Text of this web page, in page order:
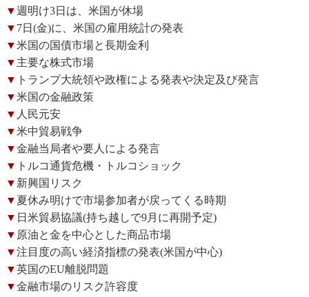
▼週明け3日は、米国が休場
▼ 7日(金)に、米国の雇用統計の発表
▼米国の国債市場と長期金利
▼ 主要な株式市場
▼ トランプ大統領や政権による発表や決定及び発言
▼米国の金融政策
▼ 人民元安
▼米中貿易戦争
▼金融当局者や要人による発言
▼ トルコ通貨危機・トルコショック
▼ 新興国リスク
▼ 夏休み明けで市場参加者が戻ってくる時期
▼ 日米貿易協議(持ち越しで9月に再開予定)
▼ 原油と金を中心とした商品市場
▼注目度の高い経済指標の発表(米国が中心)
▼英国のEU離脱問題
▼金融市場のリスク許容度